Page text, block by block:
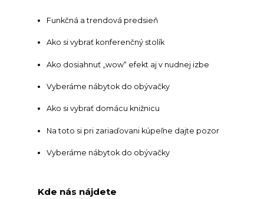
Funkčná a trendová predsieň
Ako si vybrať konferenčný stolík
Ako dosiahnuť „wow“ efekt aj v nudnej izbe
Vyberáme nábytok do obývačky
Ako si vybrať domácu knižnicu
Na toto si pri zariaďovani kúpeľne dajte pozor
Vyberáme nábytok do obývačky
Kde nás nájdete